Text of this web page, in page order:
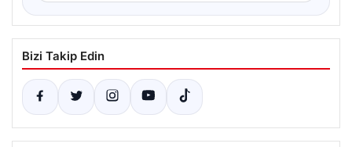
Bizi Takip Edin